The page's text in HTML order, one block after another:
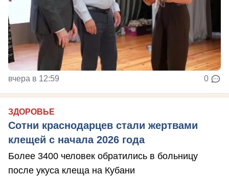
вчера в 12:59 0
ЗДОРОВЬЕ
Сотни краснодарцев стали жертвами
клещей с начала 2026 года
Более 3400 человек обратились в больницу
после укуса клеща на Кубани